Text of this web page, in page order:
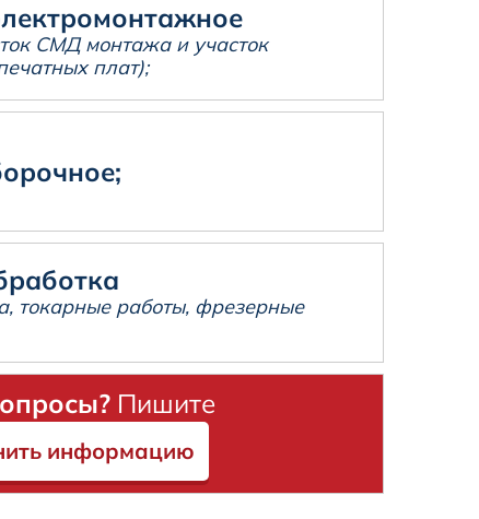
СМД монтажа и участок
плат);
токарные работы, фрезерные
Пишите
информацию